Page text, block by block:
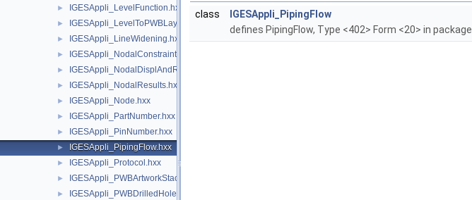
► IGESAppli_LevelFunction.hxx
► IGESAppli_LevelToPWBLayerMap.hxx
► IGESAppli_LineWidening.hxx
► IGESAppli_NodalConstraint.hxx
► IGESAppli_NodalDisplAndRot.hxx
► IGESAppli_NodalResults.hxx
► IGESAppli_Node.hxx
► IGESAppli_PartNumber.hxx
► IGESAppli_PinNumber.hxx
► IGESAppli_PipingFlow.hxx
► IGESAppli_Protocol.hxx
► IGESAppli_PWBArtworkStackup.hxx
► IGESAppli_PWBDrilledHole.hxx
class
IGESAppli_PipingFlow
defines PipingFlow, Type <402> Form <20> in package